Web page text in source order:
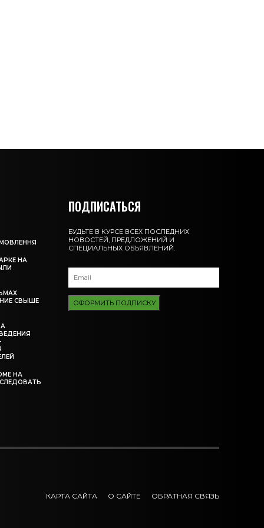
НА
СВЫШЕ
НА
ПОДПИСАТЬСЯ
БУДЬТЕ В КУРСЕ ВСЕХ ПОСЛЕДНИХ
НОВОСТЕЙ, ПРЕДЛОЖЕНИЙ И
СПЕЦИАЛЬНЫХ ОБЪЯВЛЕНИЙ.
ОФОРМИТЬ ПОДПИСКУ
КАРТА САЙТА О САЙТЕ ОБРАТНАЯ СВЯЗЬ